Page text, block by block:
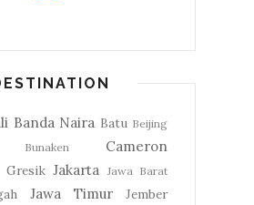
Banda Naira Batu Beijing
Bunaken
Cameron
Gresik Jakarta Jawa Barat
Jawa Timur Jember